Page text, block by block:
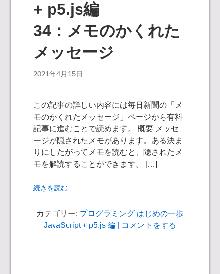
+ p5.js編
34：メモのかくれた
メッセージ
2021年4月15日
この記事の詳しい内容には毎日新聞の「メ
モのかくれたメッセージ」ページから有料
記事に進むことで読めます。 概要 メッセ
ージが隠されたメモがあります。ある決ま
りにしたがってメモを読むと、隠されたメ
モを解読することができます。 […]
続きを読む
カテゴリー: プログラミング はじめの一歩
JavaScript + p5.js 編 | コメントをする